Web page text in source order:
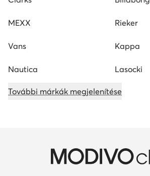
MEXX Rieker
Vans Kappa
Nautica Lasocki
További márkák megjelenítése